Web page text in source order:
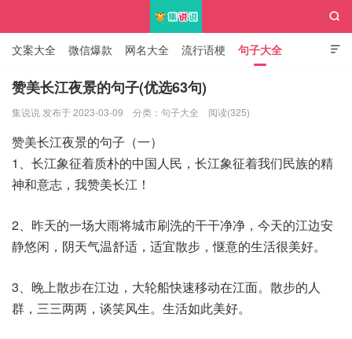

文案大全 微信爆款 网名大全 流行语梗 句子大全
知识大全

赞美长江夜景的句子(优选63句)
集说说 发布于 2023-03-09 分类： 句子大全 阅读(325)
赞美长江夜景的句子（一）
1、长江象征着质朴的中国人民，长江象征着我们民族的精
神和意志，我赞美长江！
2、昨天的一场大雨将城市刷洗的干干净净，今天的江边安
静悠闲，阴天气温舒适，适宜散步，惬意的生活很美好。
3、晚上散步在江边，大轮船快速移动在江面。散步的人
群，三三两两，谈笑风生。生活如此美好。